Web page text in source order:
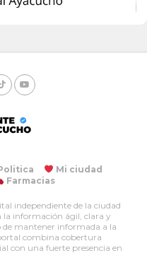
Mi ciudad
Farmacias
independiente de la ciudad
información ágil, clara y
de mantener informada a la
combina cobertura
con una fuerte presencia en